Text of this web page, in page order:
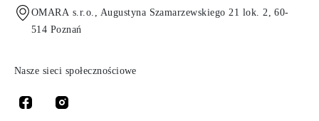
OMARA s.r.o., Augustyna Szamarzewskiego 21 lok. 2, 60-
514 Poznań
Nasze sieci społecznościowe